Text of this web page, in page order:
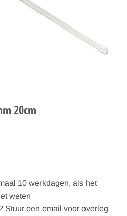
20cm
10 werkdagen, als het
weten
Stuur een email voor overleg